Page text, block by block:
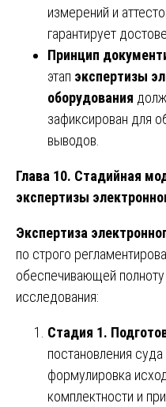
измерений и
гарантирует
Принцип
этап экспертизы
оборудования
зафиксирован для
выводов.
Глава 10. Стадийная
экспертизы
Экспертиза
по строго
обеспечивающей
исследования:
Стадия 1.
постановления суда
формулировка
комплектности и